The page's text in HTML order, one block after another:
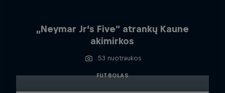
„Neymar Jr‘s Five“ atrankų Kaune
akimirkos
53 nuotraukos
FUTBOLAS